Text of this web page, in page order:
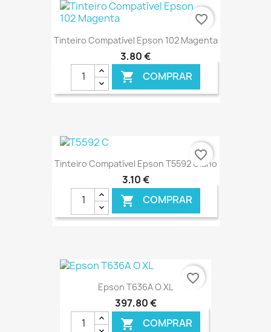
Tinteiro Compatível Epson 102 Magenta
3,80 €
 COMPRAR
favorite_border
Tinteiro Compatível Epson T5592 Ciano
3,10 €
 COMPRAR
€ ONLINE
favorite_border
Epson T636A O XL
397,80 €
 COMPRAR
favorite_border